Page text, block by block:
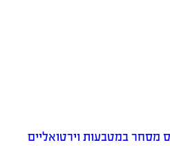
מסחר במטבעות וירטואליים